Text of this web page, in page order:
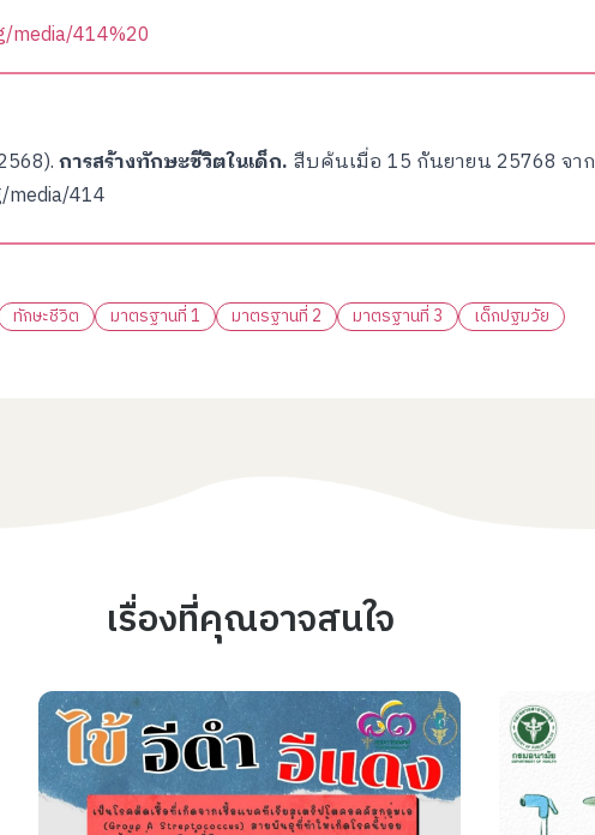
media/414%20
การสร้างทักษะชีวิตในเด็ก. สืบค้นเมื่อ 15 กันยายน 25768 จาก
media/414
ทักษะชีวิต มาตรฐานที่ 1 มาตรฐานที่ 2 มาตรฐานที่ 3 เด็กปฐมวัย
เรื่องที่คุณอาจสนใจ